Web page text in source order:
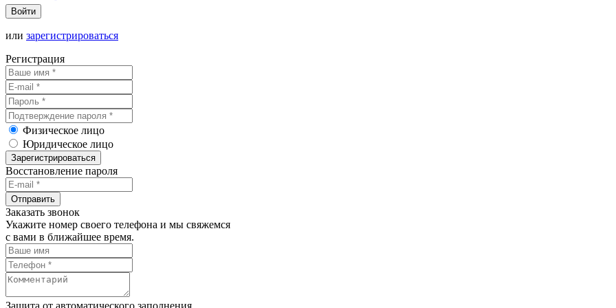
Войти
или зарегистрироваться
Регистрация
Физическое лицо
Юридическое лицо
Зарегистрироваться
Восстановление пароля
Отправить
Заказать звонок
Укажите номер своего телефона и мы свяжемся
с вами в ближайшее время.
Защита от автоматического заполнения